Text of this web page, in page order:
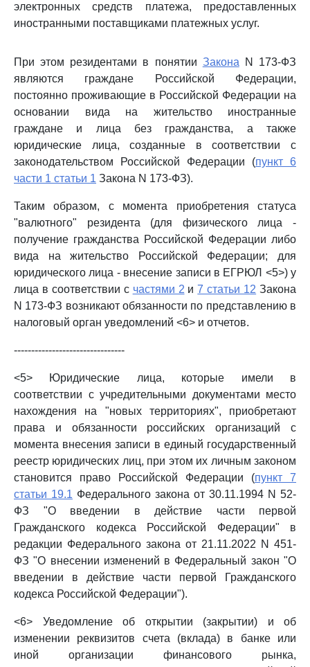
электронных средств платежа, предоставленных
иностранными поставщиками платежных услуг.
При этом резидентами в понятии Закона N 173-ФЗ
являются граждане Российской Федерации,
постоянно проживающие в Российской Федерации на
основании вида на жительство иностранные
граждане и лица без гражданства, а также
юридические лица, созданные в соответствии с
законодательством Российской Федерации (пункт 6
части 1 статьи 1 Закона N 173-ФЗ).
Таким образом, с момента приобретения статуса
"валютного" резидента (для физического лица -
получение гражданства Российской Федерации либо
вида на жительство Российской Федерации; для
юридического лица - внесение записи в ЕГРЮЛ <5>) у
лица в соответствии с частями 2 и7 статьи 12 Закона
N 173-ФЗ возникают обязанности по представлению в
налоговый орган уведомлений <6> и отчетов.
--------------------------------
<5> Юридические лица, которые имели в
соответствии с учредительными документами место
нахождения на "новых территориях", приобретают
права и обязанности российских организаций с
момента внесения записи в единый государственный
реестр юридических лиц, при этом их личным законом
становится право Российской Федерации (пункт 7
статьи 19.1 Федерального закона от 30.11.1994 N 52-
ФЗ "О введении в действие части первой
Гражданского кодекса Российской Федерации" в
редакции Федерального закона от 21.11.2022 N 451-
ФЗ "О внесении изменений в Федеральный закон "О
введении в действие части первой Гражданского
кодекса Российской Федерации").
<6> Уведомление об открытии (закрытии) и об
изменении реквизитов счета (вклада) в банке или
иной организации финансового рынка,